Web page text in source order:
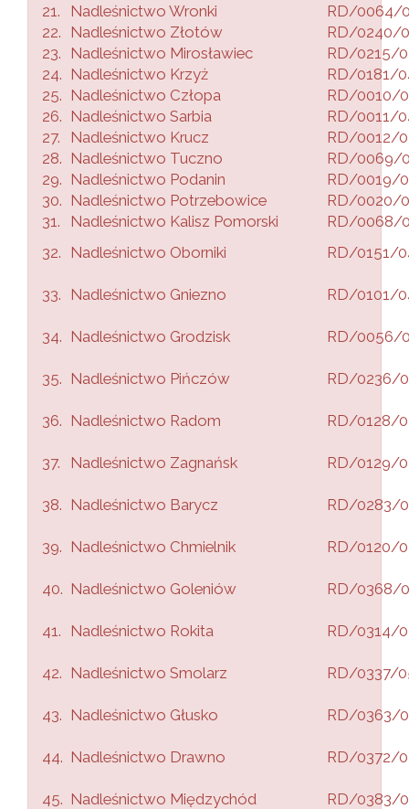
21.
Nadleśnictwo Wronki
RD/0064/
22. Nadleśnictwo Złotów
RD/0240/
23. Nadleśnictwo Mirosławiec
RD/0215/
24. Nadleśnictwo Krzyż
RD/0181/
25. Nadleśnictwo Człopa
RD/0010/
26. Nadleśnictwo Sarbia
RD/0011/
27.
Nadleśnictwo Krucz
RD/0012/
28. Nadleśnictwo Tuczno
RD/0069/
29. Nadleśnictwo Podanin
RD/0019/
30. Nadleśnictwo Potrzebowice
RD/0020/
31.
Nadleśnictwo Kalisz Pomorski
RD/0068/
32. Nadleśnictwo Oborniki RD/0151/
33. Nadleśnictwo Gniezno RD/0101/
34. Nadleśnictwo Grodzisk RD/0056/
35. Nadleśnictwo Pińczów RD/0236/
36. Nadleśnictwo Radom RD/0128/
37. Nadleśnictwo Zagnańsk RD/0129/
38. Nadleśnictwo Barycz RD/0283/
39. Nadleśnictwo Chmielnik RD/0120/
40. Nadleśnictwo Goleniów RD/0368/
41. Nadleśnictwo Rokita RD/0314/
42. Nadleśnictwo Smolarz RD/0337/
43. Nadleśnictwo Głusko RD/0363/
44. Nadleśnictwo Drawno RD/0372/
45. Nadleśnictwo Międzychód RD/0383/